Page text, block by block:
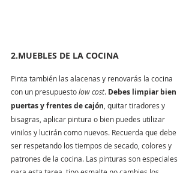
2.MUEBLES DE LA COCINA
Pinta también las alacenas y renovarás la cocina
con un presupuesto low cost. Debes limpiar bien
puertas y frentes de cajón, quitar tiradores y
bisagras, aplicar pintura o bien puedes utilizar
vinilos y lucirán como nuevos. Recuerda que debe
ser respetando los tiempos de secado, colores y
patrones de la cocina. Las pinturas son especiales